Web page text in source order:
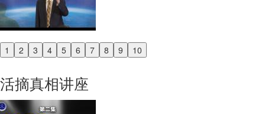
1 2 3 4 5 6 7 8 9 10
Previous
活摘真相讲座